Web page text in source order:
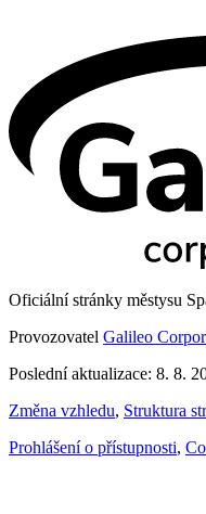
Oficiální stránky městysu
Provozovatel Galileo
Poslední aktualizace: 8. 8.
Změna vzhledu, Struktura
Prohlášení o přístupnosti,